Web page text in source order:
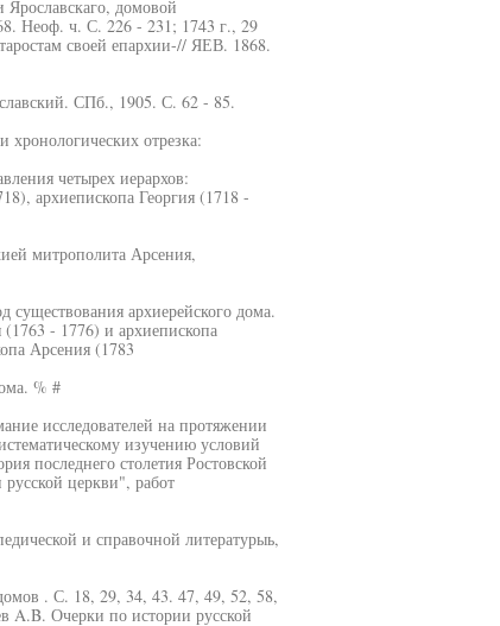
домовой
Неоф. ч. С. 226 - 231; 1743 г., 29
своей епархии-// ЯЕВ. 1868.
СПб., 1905. С. 62 - 85.
хронологических отрезка:
четырех иерархов:
архиепископа Георгия (1718 -
митрополита Арсения,
архиерейского дома.
- 1776) и архиепископа
Арсения (1783
% #
исследователей на протяжении
изучению условий
последнего столетия Ростовской
церкви", работ
и справочной литературыь,
. С. 18, 29, 34, 43. 47, 49, 52, 58,
A.B. Очерки по истории русской